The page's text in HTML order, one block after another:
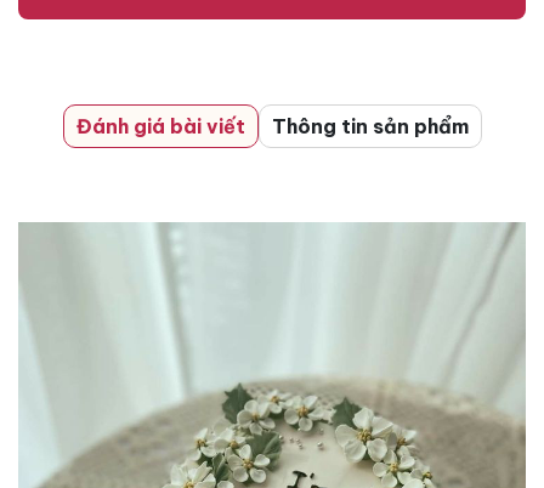
Đánh giá bài viết Thông tin sản phẩm